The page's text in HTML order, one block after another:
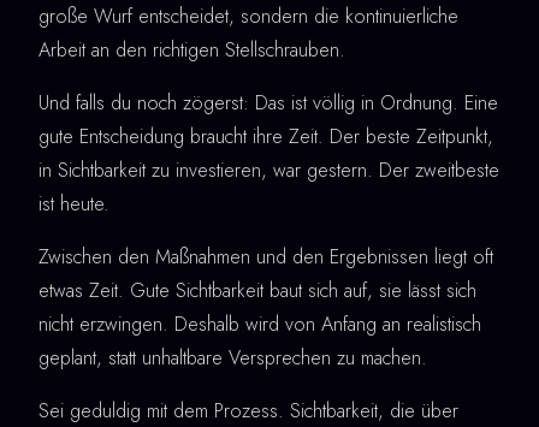
große Wurf entscheidet, sondern die kontinuierliche
Arbeit an den richtigen Stellschrauben.
Und falls du noch zögerst: Das ist völlig in Ordnung. Eine
gute Entscheidung braucht ihre Zeit. Der beste Zeitpunkt,
in Sichtbarkeit zu investieren, war gestern. Der zweitbeste
ist heute.
Zwischen den Maßnahmen und den Ergebnissen liegt oft
etwas Zeit. Gute Sichtbarkeit baut sich auf, sie lässt sich
nicht erzwingen. Deshalb wird von Anfang an realistisch
geplant, statt unhaltbare Versprechen zu machen.
Sei geduldig mit dem Prozess. Sichtbarkeit, die über